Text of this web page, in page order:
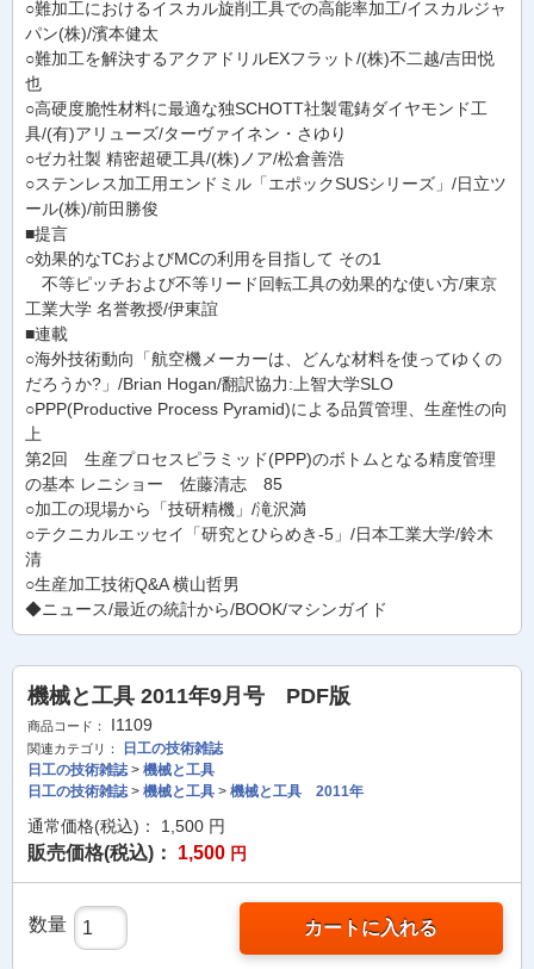
○難加工におけるイスカル旋削工具での高能率加工/イスカルジャ
パン(株)/濱本健太
○難加工を解決するアクアドリルEXフラット/(株)不二越/吉田悦
也
○高硬度脆性材料に最適な独SCHOTT社製電鋳ダイヤモンド工
具/(有)アリューズ/ターヴァイネン・さゆり
○ゼカ社製 精密超硬工具/(株)ノア/松倉善浩
○ステンレス加工用エンドミル「エポックSUSシリーズ」/日立ツ
ール(株)/前田勝俊
■提言
○効果的なTCおよびMCの利用を目指して その1
不等ピッチおよび不等リード回転工具の効果的な使い方/東京
工業大学 名誉教授/伊東誼
■連載
○海外技術動向「航空機メーカーは、どんな材料を使ってゆくの
だろうか?」/Brian Hogan/翻訳協力:上智大学SLO
○PPP(Productive Process Pyramid)による品質管理、生産性の向
上
第2回 生産プロセスピラミッド(PPP)のボトムとなる精度管理
の基本 レニショー 佐藤清志 85
○加工の現場から「技研精機」/滝沢満
○テクニカルエッセイ「研究とひらめき-5」/日本工業大学/鈴木
清
○生産加工技術Q&A 横山哲男
◆ニュース/最近の統計から/BOOK/マシンガイド
機械と工具 2011年9月号 PDF版
商品コード： I1109
関連カテゴリ：
日工の技術雑誌
日工の技術雑誌> 機械と工具
日工の技術雑誌> 機械と工具 > 機械と工具 2011年
通常価格(税込)： 1,500 円
販売価格(税込)： 1,500 円
数量 カートに入れる